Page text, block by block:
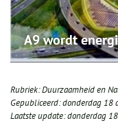
A9 wordt
Rubriek:Duurzaamheid en
Gepubliceerd:donderdag 18
Laatste update:donderdag